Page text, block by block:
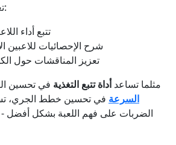
تعتبر هذه الأداة مفيدة لـ:
تتبع أداء
شرح الإحصائيات للاعبين
تعزيز المناقشات حول
مثلما تساعدأداة تتبع التغذية في تحسين
السرعة في تحسين خطط الجري،
الضربات على فهم اللعبة بشكل أفضل